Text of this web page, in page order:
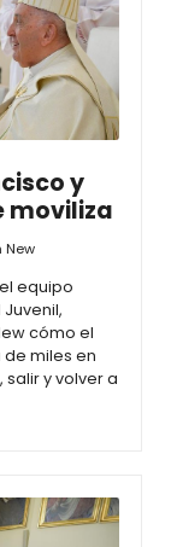
y
moviliza
New
equipo
cómo el
de miles en
salir y volver a